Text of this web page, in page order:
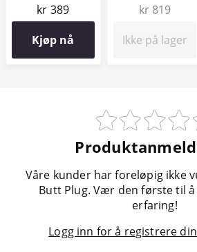
kr 389
Kjøp nå
kr 819
Ikke på lager
Våre kunder har foreløpig ikke
Butt Plug. Vær den første til
erfaring!
Logg inn for å registrere